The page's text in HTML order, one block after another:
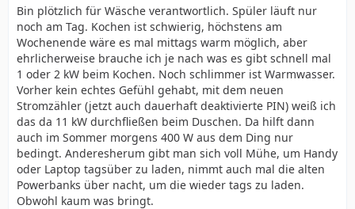
Bin plötzlich für Wäsche verantwortlich. Spüler läuft nur
noch am Tag. Kochen ist schwierig, höchstens am
Wochenende wäre es mal mittags warm möglich, aber
ehrlicherweise brauche ich je nach was es gibt schnell mal
1 oder 2 kW beim Kochen. Noch schlimmer ist Warmwasser.
Vorher kein echtes Gefühl gehabt, mit dem neuen
Stromzähler (jetzt auch dauerhaft deaktivierte PIN) weiß ich
das da 11 kW durchfließen beim Duschen. Da hilft dann
auch im Sommer morgens 400 W aus dem Ding nur
bedingt. Anderesherum gibt man sich voll Mühe, um Handy
oder Laptop tagsüber zu laden, nimmt auch mal die alten
Powerbanks über nacht, um die wieder tags zu laden.
Obwohl kaum was bringt.